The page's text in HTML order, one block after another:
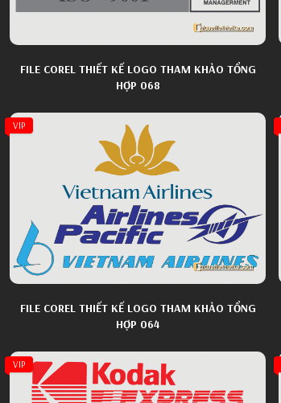
FILE COREL THIẾT KẾ LOGO THAM KHẢO TỔNG
HỢP 068
VIP
FILE COREL THIẾT KẾ LOGO THAM KHẢO TỔNG
HỢP 064
VIP